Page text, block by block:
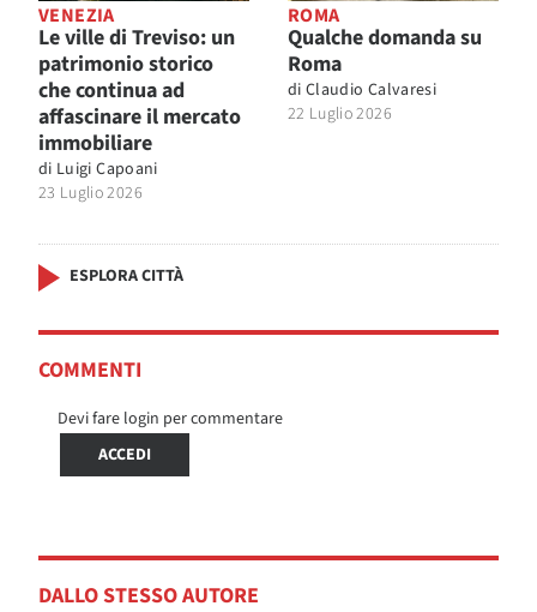
VENEZIA
Le ville di Treviso: un
patrimonio storico
che continua ad
affascinare il mercato
immobiliare
di Luigi Capoani
23 Luglio 2026
ROMA
Qualche domanda su
Roma
di Claudio Calvaresi
22 Luglio 2026
ESPLORA CITTÀ
COMMENTI
Devi fare login per commentare
ACCEDI
DALLO STESSO AUTORE